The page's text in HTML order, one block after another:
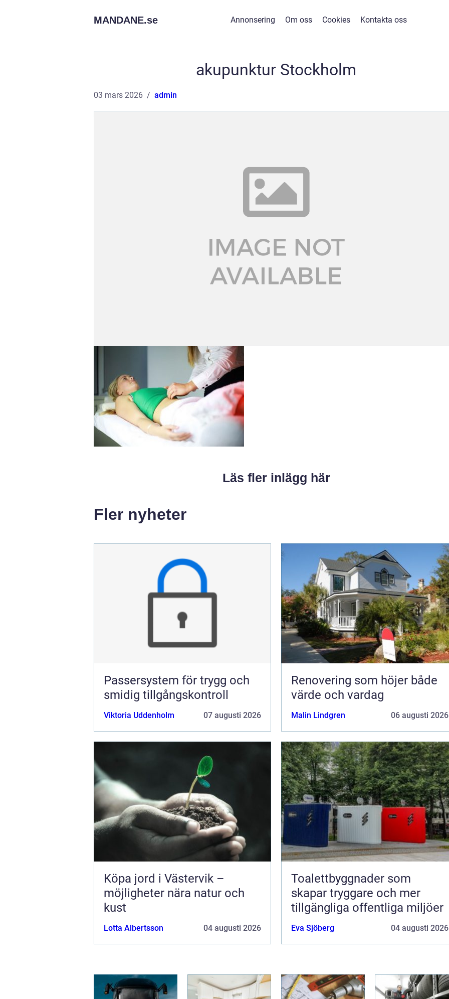
MANDANE.se Annonsering Om oss Cookies Kontakta oss
akupunktur Stockholm
03 mars 2026 admin
Läs fler inlägg här
Fler nyheter
Passersystem för trygg och
smidig tillgångskontroll
Viktoria Uddenholm 07 augusti 2026
Renovering som höjer både
värde och vardag
Malin Lindgren 06 augusti 2026
Köpa jord i Västervik –
möjligheter nära natur och
kust
Lotta Albertsson 04 augusti 2026
Toalettbyggnader som
skapar tryggare och mer
tillgängliga offentliga miljöer
Eva Sjöberg 04 augusti 2026